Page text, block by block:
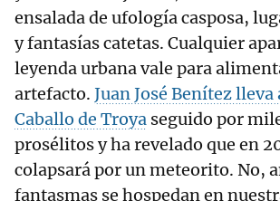
ensalada de ufología casposa,
y fantasías catetas. Cualquier
leyenda urbana vale para
artefacto. Juan José Benítez lleva
Caballo de Troya seguido por
prosélitos y ha revelado que en
colapsará por un meteorito. No,
fantasmas se hospedan en